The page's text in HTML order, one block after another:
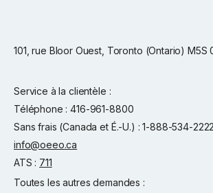
101, rue Bloor Ouest, Toronto (Ontario) M5S
Service à la clientèle :
Téléphone : 416-961-8800
Sans frais (Canada et É.-U.) : 1-888-534-2222
info@oeeo.ca
ATS : 711
Toutes les autres demandes :